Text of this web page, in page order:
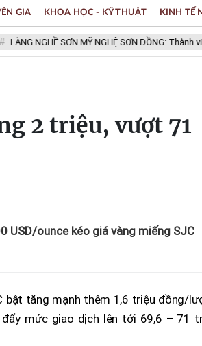
NGHỀ SƠN MỸ NGHỆ SƠN ĐỒNG: Thành viên
GIA KHOA HỌC - KỸ THUẬT KINH TẾ
2 triệu, vượt 71
USD/ounce kéo giá vàng miếng SJC
bật tăng mạnh thêm 1,6 triệu đồng/
mức giao dịch lên tới 69,6 – 71